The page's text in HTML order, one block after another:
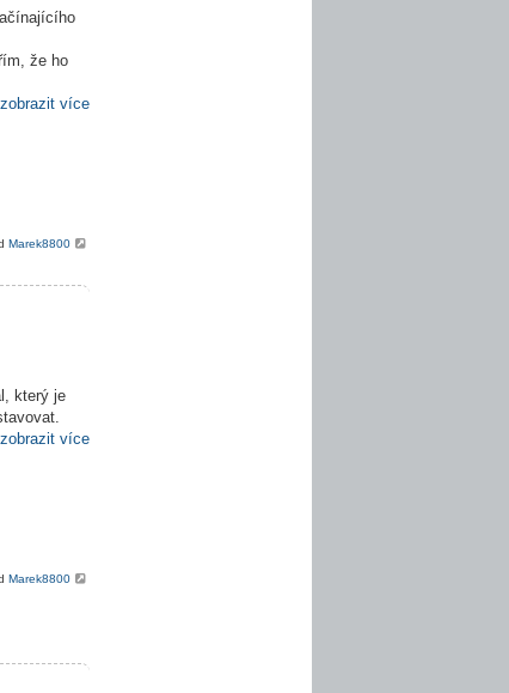
že ho
více
Marek8800
který je
více
Marek8800